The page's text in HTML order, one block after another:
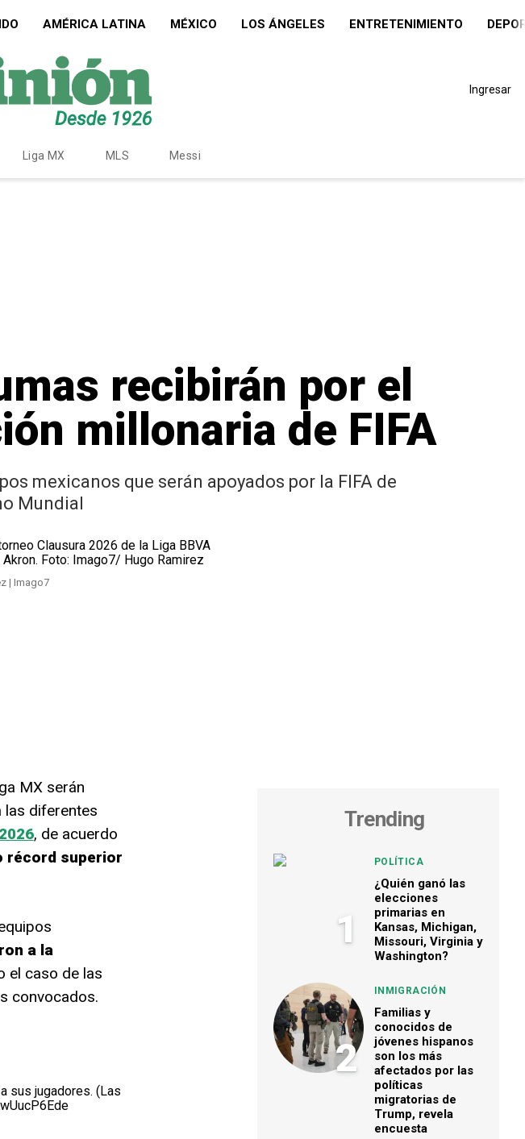
AMÉRICA LATINA MÉXICO LOS ÁNGELES ENTRETENIMIENTO
Ingresar
Liga MX MLS Messi
recibirán por el
millonaria de FIFA
mexicanos que serán apoyados por la FIFA de
Mundial
| Imago7
MX serán
las diferentes
, de acuerdo
récord superior
a la
el caso de las
convocados.
sus jugadores. (Las
Trending
1
POLÍTICA
¿Quién ganó las
elecciones
primarias en
Kansas, Michigan,
Missouri, Virginia y
Washington?
2
INMIGRACIÓN
Familias y
conocidos de
jóvenes hispanos
son los más
afectados por las
políticas
migratorias de
Trump, revela
encuesta